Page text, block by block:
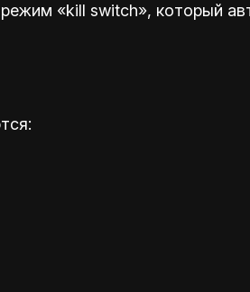
«kill switch», который